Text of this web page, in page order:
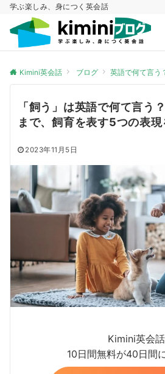
学ぶ楽しみ、身につく英会話
Kimini英会話 ブログ 英語で何て言う
「飼う」は英語で何て言う
まで、飼育を表す5つの表
2023年11月5日
Kimini英会話
10日間無料が40日間